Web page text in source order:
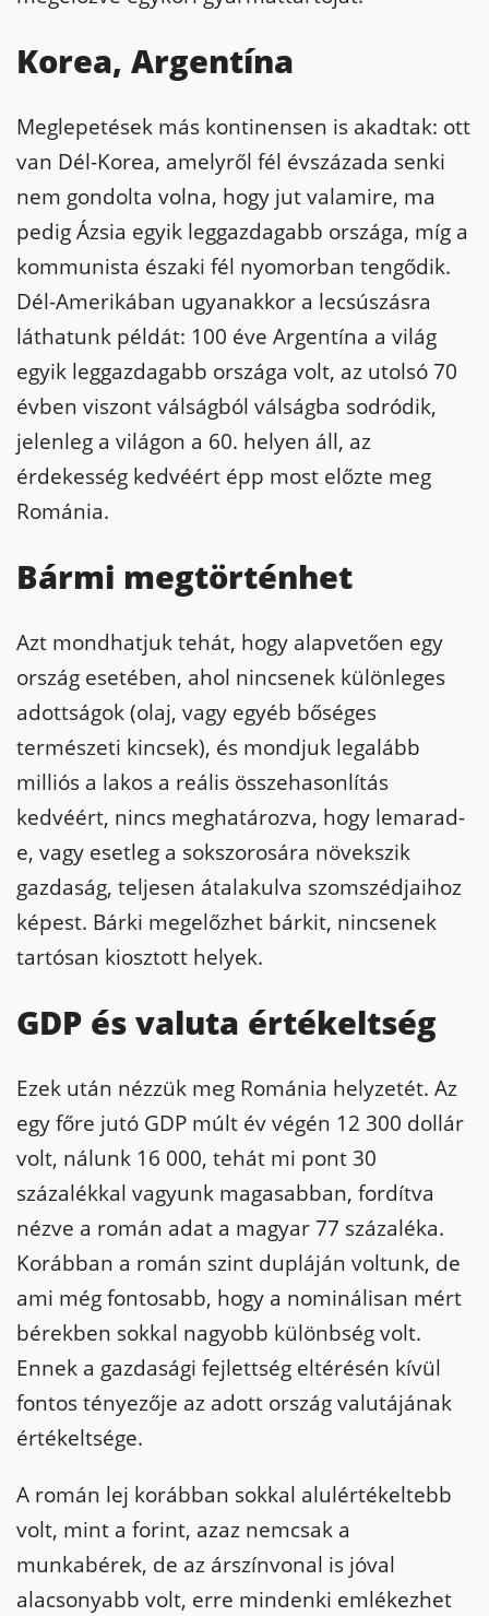
Korea, Argentína
Meglepetések más kontinensen is akadtak: ott
van Dél-Korea, amelyről fél évszázada senki
nem gondolta volna, hogy jut valamire, ma
pedig Ázsia egyik leggazdagabb országa, míg a
kommunista északi fél nyomorban tengődik.
Dél-Amerikában ugyanakkor a lecsúszásra
láthatunk példát: 100 éve Argentína a világ
egyik leggazdagabb országa volt, az utolsó 70
évben viszont válságból válságba sodródik,
jelenleg a világon a 60. helyen áll, az
érdekesség kedvéért épp most előzte meg
Románia.
Bármi megtörténhet
Azt mondhatjuk tehát, hogy alapvetően egy
ország esetében, ahol nincsenek különleges
adottságok (olaj, vagy egyéb bőséges
természeti kincsek), és mondjuk legalább
milliós a lakos a reális összehasonlítás
kedvéért, nincs meghatározva, hogy lemarad-
e, vagy esetleg a sokszorosára növekszik
gazdaság, teljesen átalakulva szomszédjaihoz
képest. Bárki megelőzhet bárkit, nincsenek
tartósan kiosztott helyek.
GDP és valuta értékeltség
Ezek után nézzük meg Románia helyzetét. Az
egy főre jutó GDP múlt év végén 12 300 dollár
volt, nálunk 16 000, tehát mi pont 30
százalékkal vagyunk magasabban, fordítva
nézve a román adat a magyar 77 százaléka.
Korábban a román szint dupláján voltunk, de
ami még fontosabb, hogy a nominálisan mért
bérekben sokkal nagyobb különbség volt.
Ennek a gazdasági fejlettség eltérésén kívül
fontos tényezője az adott ország valutájának
értékeltsége.
A román lej korábban sokkal alulértékeltebb
volt, mint a forint, azaz nemcsak a
munkabérek, de az árszínvonal is jóval
alacsonyabb volt, erre mindenki emlékezhet